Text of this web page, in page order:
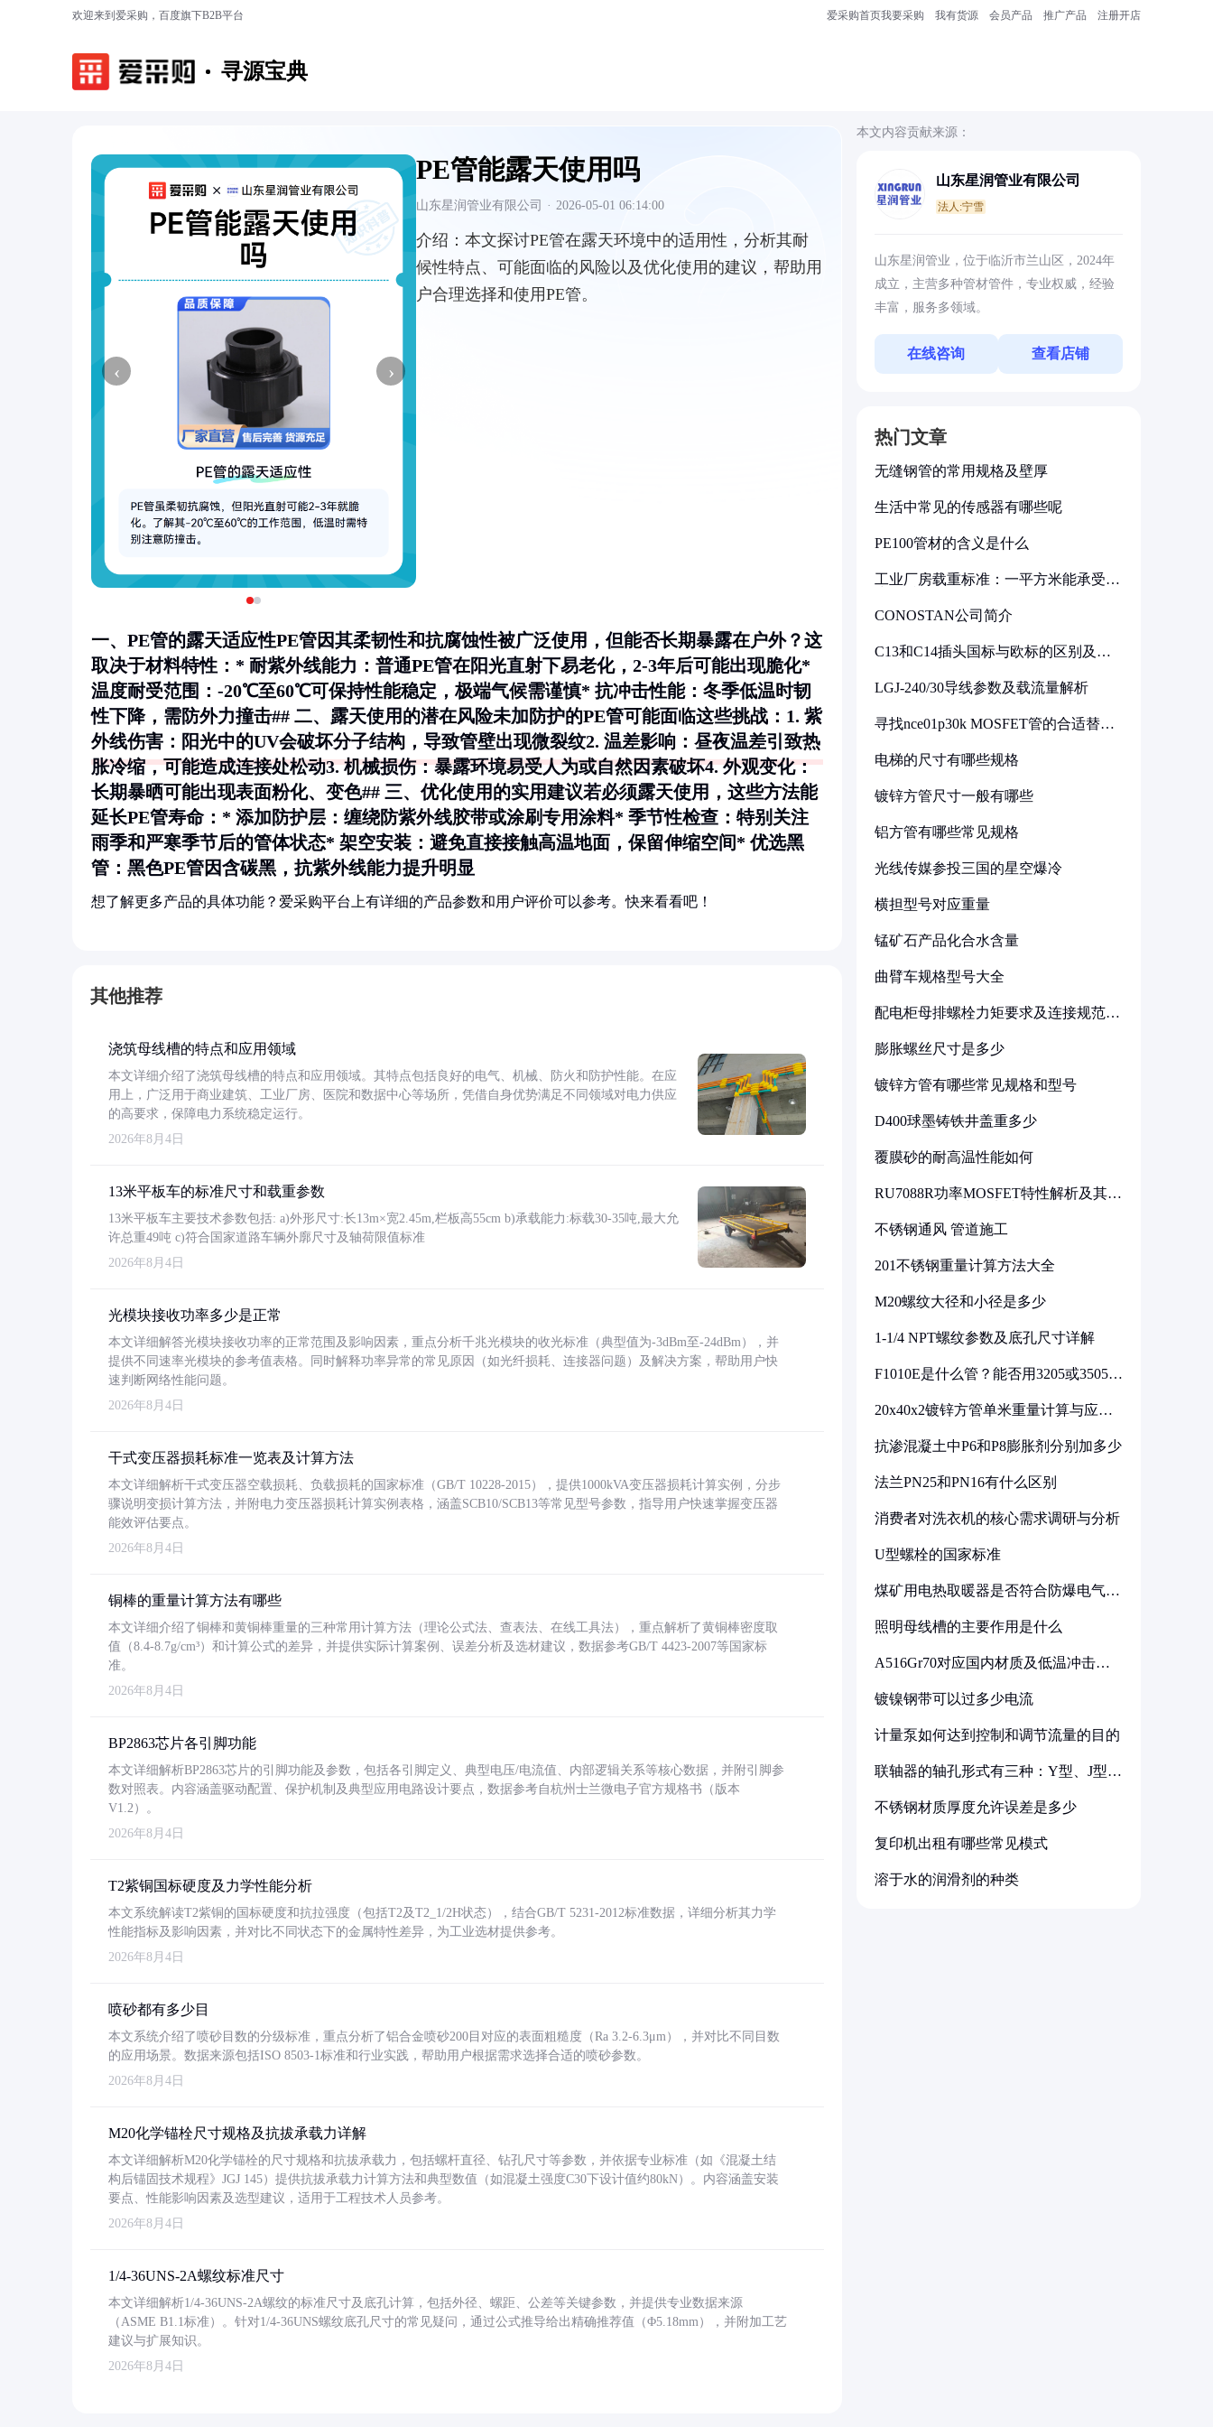
欢迎来到爱采购，百度旗下B2B平台 爱采购首页我要采购 我有货源 会员产品 推广产品 注册开店
寻源宝典
‹ ›
PE管能露天使用吗
山东星润管业有限公司 · 2026-05-01 06:14:00
介绍： 本文探讨PE管在露天环境中的适用性，分析其耐
候性特点、可能面临的风险以及优化使用的建议，帮助用
户合理选择和使用PE管。
一、PE管的露天适应性PE管因其柔韧性和抗腐蚀性被广泛使用，但能否长期暴露在户外？这
取决于材料特性：* 耐紫外线能力 ：普通PE管在阳光直射下易老化，2-3年后可能出现脆化*
温度耐受范围 ：-20℃至60℃可保持性能稳定，极端气候需谨慎* 抗冲击性能：冬季低温时韧
性下降，需防外力撞击## 二、露天使用的潜在风险未加防护的PE管可能面临这些挑战：1. 紫
外线伤害 ：阳光中的UV会破坏分子结构，导致管壁出现微裂纹2. 温差影响 ：昼夜温差引致热
胀冷缩，可能造成连接处松动3.机械损伤：暴露环境易受人为或自然因素破坏4.外观变化：
长期暴晒可能出现表面粉化、变色## 三、优化使用的实用建议若必须露天使用，这些方法能
延长PE管寿命：* 添加防护层 ：缠绕防紫外线胶带或涂刷专用涂料* 季节性检查 ：特别关注
雨季和严寒季节后的管体状态* 架空安装 ：避免直接接触高温地面，保留伸缩空间*优选黑
管 ：黑色PE管因含碳黑，抗紫外线能力提升明显
想了解更多产品的具体功能？爱采购平台上有详细的产品参数和用户评价可以参考。快来看看吧！
其他推荐
浇筑母线槽的特点和应用领域
本文详细介绍了浇筑母线槽的特点和应用领域。其特点包括良好的电气、机械、防火和防护性能。在应
用上，广泛用于商业建筑、工业厂房、医院和数据中心等场所，凭借自身优势满足不同领域对电力供应
的高要求，保障电力系统稳定运行。
2026年8月4日
13米平板车的标准尺寸和载重参数
13米平板车主要技术参数包括: a)外形尺寸:长13m×宽2.45m,栏板高55cm b)承载能力:标载30-35吨,最大允
许总重49吨 c)符合国家道路车辆外廓尺寸及轴荷限值标准
2026年8月4日
光模块接收功率多少是正常
本文详细解答光模块接收功率的正常范围及影响因素，重点分析千兆光模块的收光标准（典型值为-3dBm至-24dBm），并
提供不同速率光模块的参考值表格。同时解释功率异常的常见原因（如光纤损耗、连接器问题）及解决方案，帮助用户快
速判断网络性能问题。
2026年8月4日
干式变压器损耗标准一览表及计算方法
本文详细解析干式变压器空载损耗、负载损耗的国家标准（GB/T 10228-2015），提供1000kVA变压器损耗计算实例，分步
骤说明变损计算方法，并附电力变压器损耗计算实例表格，涵盖SCB10/SCB13等常见型号参数，指导用户快速掌握变压器
能效评估要点。
2026年8月4日
铜棒的重量计算方法有哪些
本文详细介绍了铜棒和黄铜棒重量的三种常用计算方法（理论公式法、查表法、在线工具法），重点解析了黄铜棒密度取
值（8.4-8.7g/cm³）和计算公式的差异，并提供实际计算案例、误差分析及选材建议，数据参考GB/T 4423-2007等国家标
准。
2026年8月4日
BP2863芯片各引脚功能
本文详细解析BP2863芯片的引脚功能及参数，包括各引脚定义、典型电压/电流值、内部逻辑关系等核心数据，并附引脚参
数对照表。内容涵盖驱动配置、保护机制及典型应用电路设计要点，数据参考自杭州士兰微电子官方规格书（版本
V1.2）。
2026年8月4日
T2紫铜国标硬度及力学性能分析
本文系统解读T2紫铜的国标硬度和抗拉强度（包括T2及T2_1/2H状态），结合GB/T 5231-2012标准数据，详细分析其力学
性能指标及影响因素，并对比不同状态下的金属特性差异，为工业选材提供参考。
2026年8月4日
喷砂都有多少目
本文系统介绍了喷砂目数的分级标准，重点分析了铝合金喷砂200目对应的表面粗糙度（Ra 3.2-6.3μm），并对比不同目数
的应用场景。数据来源包括ISO 8503-1标准和行业实践，帮助用户根据需求选择合适的喷砂参数。
2026年8月4日
M20化学锚栓尺寸规格及抗拔承载力详解
本文详细解析M20化学锚栓的尺寸规格和抗拔承载力，包括螺杆直径、钻孔尺寸等参数，并依据专业标准（如《混凝土结
构后锚固技术规程》JGJ 145）提供抗拔承载力计算方法和典型数值（如混凝土强度C30下设计值约80kN）。内容涵盖安装
要点、性能影响因素及选型建议，适用于工程技术人员参考。
2026年8月4日
1/4-36UNS-2A螺纹标准尺寸
本文详细解析1/4-36UNS-2A螺纹的标准尺寸及底孔计算，包括外径、螺距、公差等关键参数，并提供专业数据来源
（ASME B1.1标准）。针对1/4-36UNS螺纹底孔尺寸的常见疑问，通过公式推导给出精确推荐值（Φ5.18mm），并附加工艺
建议与扩展知识。
2026年8月4日
本文内容贡献来源：
山东星润管业有限公司
法人:宁雪
山东星润管业，位于临沂市兰山区，2024年
成立，主营多种管材管件，专业权威，经验
丰富，服务多领域。
在线咨询 查看店铺
热门文章
无缝钢管的常用规格及壁厚
生活中常见的传感器有哪些呢
PE100管材的含义是什么
工业厂房载重标准：一平方米能承受多
CONOSTAN公司简介
C13和C14插头国标与欧标的区别及其
LGJ-240/30导线参数及载流量解析
寻找nce01p30k MOSFET管的合适替代
电梯的尺寸有哪些规格
镀锌方管尺寸一般有哪些
铝方管有哪些常见规格
光线传媒参投三国的星空爆冷
横担型号对应重量
锰矿石产品化合水含量
曲臂车规格型号大全
配电柜母排螺栓力矩要求及连接规范详
膨胀螺丝尺寸是多少
镀锌方管有哪些常见规格和型号
D400球墨铸铁井盖重多少
覆膜砂的耐高温性能如何
RU7088R功率MOSFET特性解析及其在
不锈钢通风 管道施工
201不锈钢重量计算方法大全
M20螺纹大径和小径是多少
1-1/4 NPT螺纹参数及底孔尺寸详解
F1010E是什么管？能否用3205或3505代
20x40x2镀锌方管单米重量计算与应用
抗渗混凝土中P6和P8膨胀剂分别加多少
法兰PN25和PN16有什么区别
消费者对洗衣机的核心需求调研与分析
U型螺栓的国家标准
煤矿用电热取暖器是否符合防爆电气设
照明母线槽的主要作用是什么
A516Gr70对应国内材质及低温冲击要
镀镍钢带可以过多少电流
计量泵如何达到控制和调节流量的目的
联轴器的轴孔形式有三种：Y型、J型、
不锈钢材质厚度允许误差是多少
复印机出租有哪些常见模式
溶于水的润滑剂的种类